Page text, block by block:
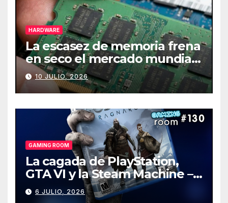
HARDWARE
La escasez de memoria frena
en seco el mercado mundial
de PCs
10 JULIO, 2026
GAMING ROOM
La cagada de PlayStation,
GTA VI y la Steam Machine –
Gaming Room #130
6 JULIO, 2026